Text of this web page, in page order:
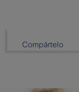
Compártelo